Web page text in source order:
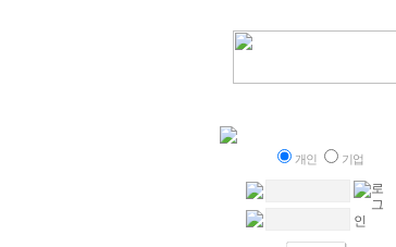
개인 기업